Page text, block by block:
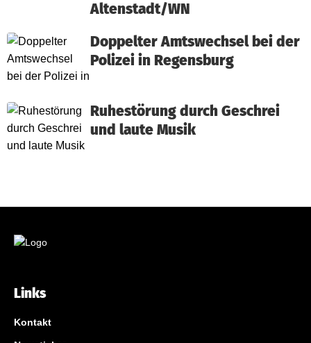
Altenstadt/WN
Doppelter Amtswechsel bei der
Polizei in Regensburg
Ruhestörung durch Geschrei
und laute Musik
Links
Kontakt